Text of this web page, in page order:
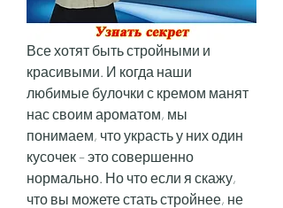
Все хотят быть стройными и
красивыми. И когда наши
любимые булочки с кремом манят
нас своим ароматом, мы
понимаем, что украсть у них один
кусочек – это совершенно
нормально. Но что если я скажу,
что вы можете стать стройнее, не